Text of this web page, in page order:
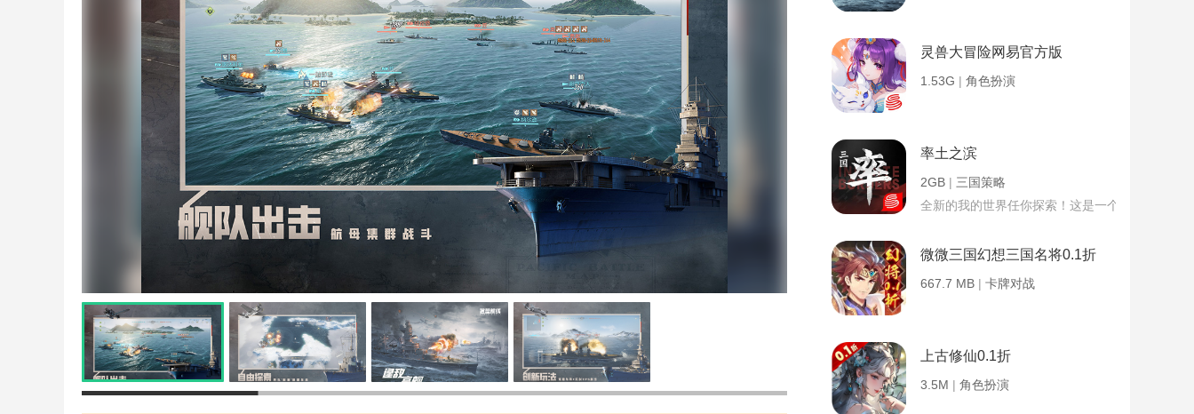
灵兽大冒险网易官方版
1.53G | 角色扮演
率土之滨
2GB | 三国策略
全新的我的世界任你探索！这是一个小提示字段。
微微三国幻想三国名将0.1折
667.7 MB | 卡牌对战
上古修仙0.1折
3.5M | 角色扮演